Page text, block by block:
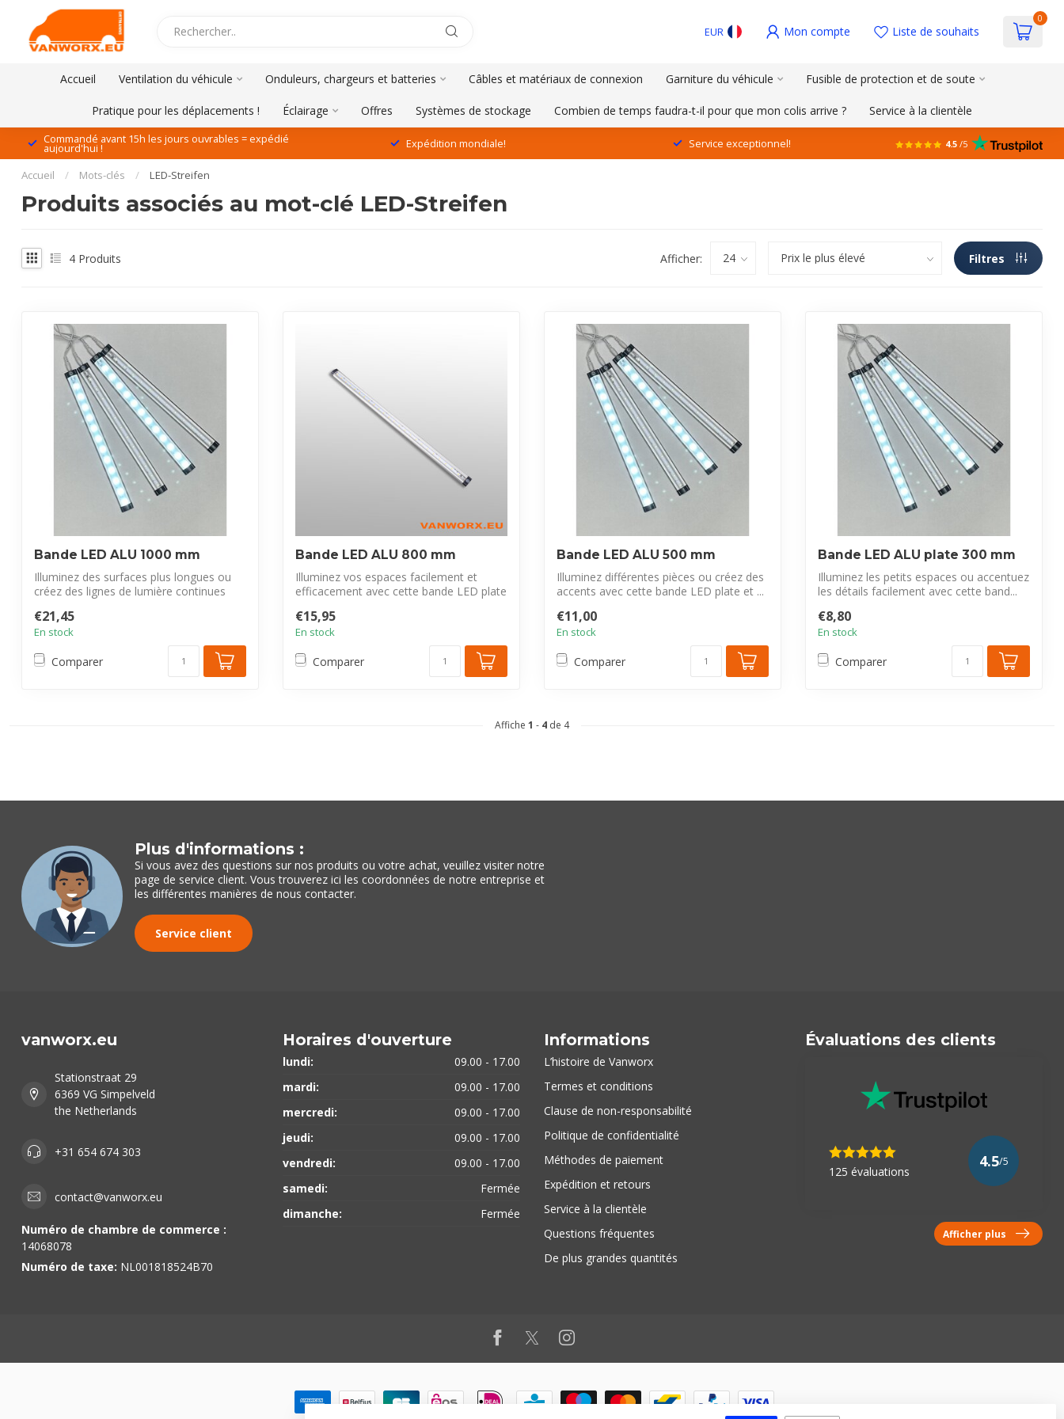
EUR Mon compte Liste de souhaits
0
Accueil Ventilation du véhicule Onduleurs, chargeurs et batteries Câbles et matériaux de connexion Garniture du véhicule Fusible de protection et de soute
Pratique pour les déplacements ! Éclairage Offres Systèmes de stockage Combien de temps faudra-t-il pour que mon colis arrive ? Service à la clientèle
Commandé avant 15h les jours ouvrables = expédié
aujourd'hui ! Expédition mondiale! Service exceptionnel! 4.5 /5
Accueil / Mots-clés / LED-Streifen
Produits associés au mot-clé LED-Streifen
4 Produits Afficher: Filtres
Bande LED ALU 1000 mm
Illuminez des surfaces plus longues ou
créez des lignes de lumière continues
€21,45
En stock
Comparer
Bande LED ALU 800 mm
Illuminez vos espaces facilement et
efficacement avec cette bande LED plate
€15,95
En stock
Comparer
Bande LED ALU 500 mm
Illuminez différentes pièces ou créez des
accents avec cette bande LED plate et ...
€11,00
En stock
Comparer
Bande LED ALU plate 300 mm
Illuminez les petits espaces ou accentuez
les détails facilement avec cette band...
€8,80
En stock
Comparer
Affiche 1 - 4 de 4
Plus d'informations :
Si vous avez des questions sur nos produits ou votre achat, veuillez visiter notre
page de service client. Vous trouverez ici les coordonnées de notre entreprise et
les différentes manières de nous contacter.
Service client
vanworx.eu
Stationstraat 29
6369 VG Simpelveld
the Netherlands
+31 654 674 303
contact@vanworx.eu
Numéro de chambre de commerce :
14068078
Numéro de taxe: NL001818524B70
Horaires d'ouverture
lundi:
09.00 - 17.00
mardi:
09.00 - 17.00
mercredi:
09.00 - 17.00
jeudi:
09.00 - 17.00
vendredi:
09.00 - 17.00
samedi:
Fermée
dimanche:
Fermée
Informations
L’histoire de Vanworx
Termes et conditions
Clause de non-responsabilité
Politique de confidentialité
Méthodes de paiement
Expédition et retours
Service à la clientèle
Questions fréquentes
De plus grandes quantités
Évaluations des clients
125 évaluations
4.5/5
Afficher plus